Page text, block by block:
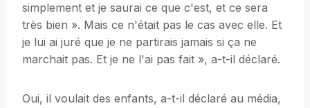
simplement et je saurai ce que c'est, et ce sera
très bien ». Mais ce n'était pas le cas avec elle. Et
je lui ai juré que je ne partirais jamais si ça ne
marchait pas. Et je ne l'ai pas fait », a-t-il déclaré.
Oui, il voulait des enfants, a-t-il déclaré au média,